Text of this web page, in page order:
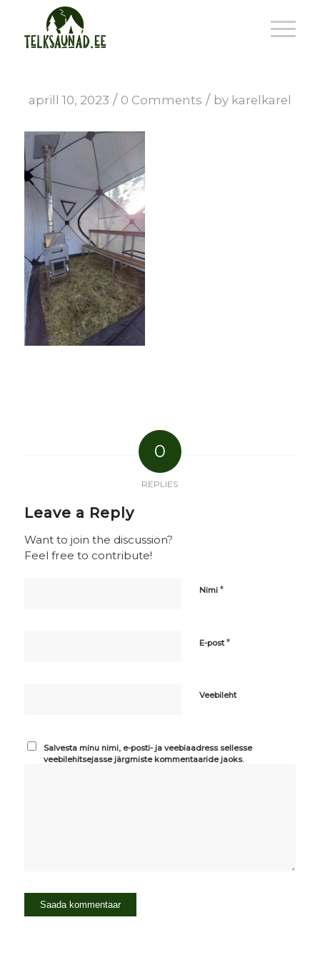
aprill 10, 2023 / 0 Comments / by karelkarel
0
REPLIES
Leave a Reply
Want to join the discussion?
Feel free to contribute!
Nimi *
E-post*
Veebileht
Salvesta minu nimi, e-posti- ja veebiaadress sellesse
veebilehitsejasse järgmiste kommentaaride jaoks.